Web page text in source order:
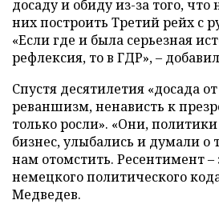
досаду и обиду из-за того, что
них построить Третий рейх с
«Если где и была серьезная
рефлексия, то в ГДР», –
Спустя десятилетия «досада
реваншизм, ненависть к
только росли». «Они,
бизнес, улыбались и думали о
нам отомстить. Ресентимент –
немецкого политического
Медведев.